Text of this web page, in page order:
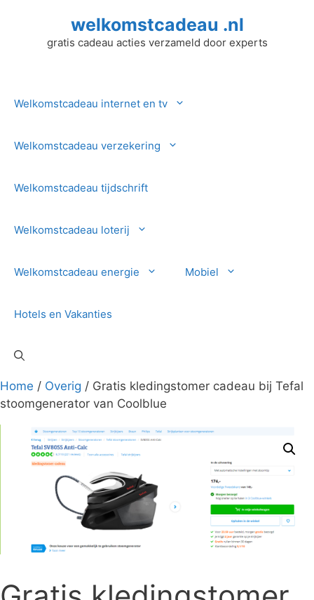
welkomstcadeau .nl
gratis cadeau acties verzameld door experts
Welkomstcadeau internet en tv
Welkomstcadeau verzekering
Welkomstcadeau tijdschrift
Welkomstcadeau loterij
Welkomstcadeau energie Mobiel
Hotels en Vakanties
Home / Overig / Gratis kledingstomer cadeau bij Tefal
stoomgenerator van Coolblue